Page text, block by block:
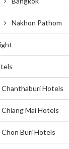
Nakhon Pathom
Chanthaburi Hotels
Chiang Mai Hotels
Chon Buri Hotels